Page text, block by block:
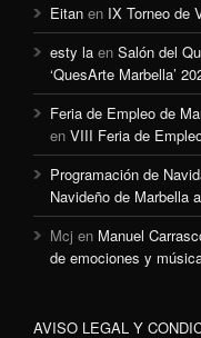
Eitan en IX Torneo de
esty la en Salón del
‘QuesArte Marbella’
Feria de Empleo de
en VIII Feria de
Programación de
Navideño de Marbella
Mcj en Manuel
de emociones y
AVISO LEGAL Y